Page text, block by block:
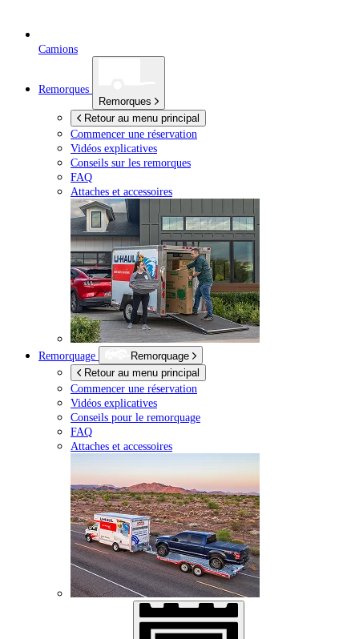
Camions
Remorques
Remorques
Retour au menu principal
Commencer une réservation
Vidéos explicatives
Conseils sur les remorques
FAQ
Attaches et accessoires
Remorquage
Remorquage
Retour au menu principal
Commencer une réservation
Vidéos explicatives
Conseils pour le remorquage
FAQ
Attaches et accessoires